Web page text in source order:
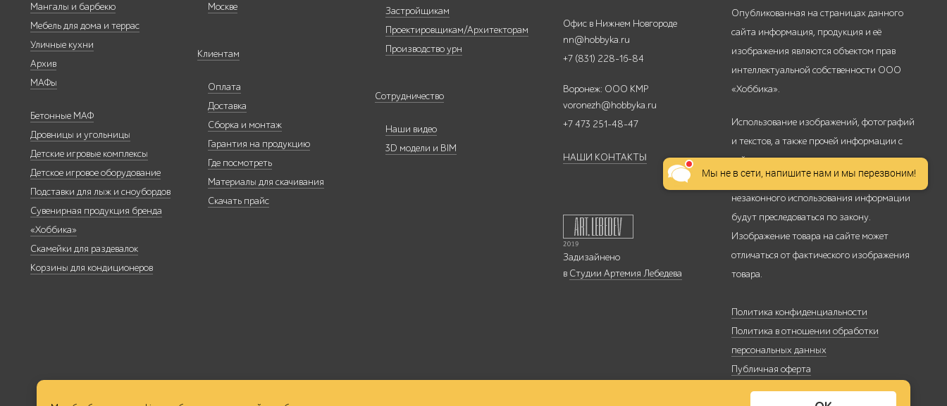
Мангалы и
Бескаркасная
мебель
Контейнерные
Мангалы и барбекю
Мебель для дома и террас
Уличные кухни
Архив
МАФы
Бетонные МАФ
Дровницы и угольницы
Детские игровые комплексы
Детское игровое оборудование
Подставки для лыж и сноубордов
Сувенирная продукция бренда
«Хоббика»
Скамейки для раздевалок
Корзины для кондиционеров
Москве
Клиентам
Оплата
Доставка
Сборка и монтаж
Гарантия на продукцию
Где посмотреть
Материалы для скачивания
Скачать прайс
Застройщикам
Проектировщикам/Архитекторам
Производство урн
Сотрудничество
Наши видео
3D модели и BIM
Офис в Нижнем Новгороде
nn@hobbyka.ru
+7 (831) 228-16-84
Воронеж: ООО КМР
voronezh@hobbyka.ru
+7 473 251-48-47
НАШИ КОНТАКТЫ
Задизайнено
в Студии Артемия Лебедева
Опубликованная на страницах данного
сайта информация, продукция и её
изображения являются объектом прав
интеллектуальной собственности ООО
«Хоббика».
Использование изображений, фотографий
и текстов, а также прочей информации с
сайта, возможно только с письменного
согласия ООО «Хоббика». Случаи
незаконного использования информации
будут преследоваться по закону.
Изображение товара на сайте может
отличаться от фактического изображения
товара.
Политика конфиденциальности
Политика в отношении обработки
персональных данных
Публичная оферта
Мы не в сети, напишите нам и мы перезвоним!